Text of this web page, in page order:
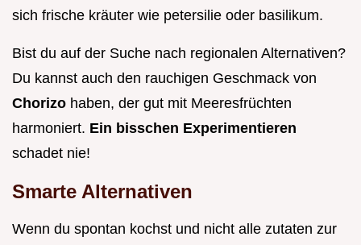
sich frische kräuter wie petersilie oder basilikum.
Bist du auf der Suche nach regionalen Alternativen?
Du kannst auch den rauchigen Geschmack von
Chorizo haben, der gut mit Meeresfrüchten
harmoniert. Ein bisschen Experimentieren
schadet nie!
Smarte Alternativen
Wenn du spontan kochst und nicht alle zutaten zur